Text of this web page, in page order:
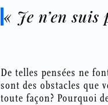
« Je n’en suis
De telles pensées ne
sont des obstacles que
toute façon? Pourquoi